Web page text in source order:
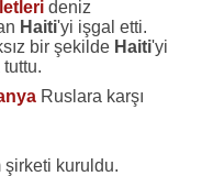
deniz
Haiti'yi işgal etti.
bir şekilde Haiti'yi
Ruslara karşı
şirketi kuruldu.